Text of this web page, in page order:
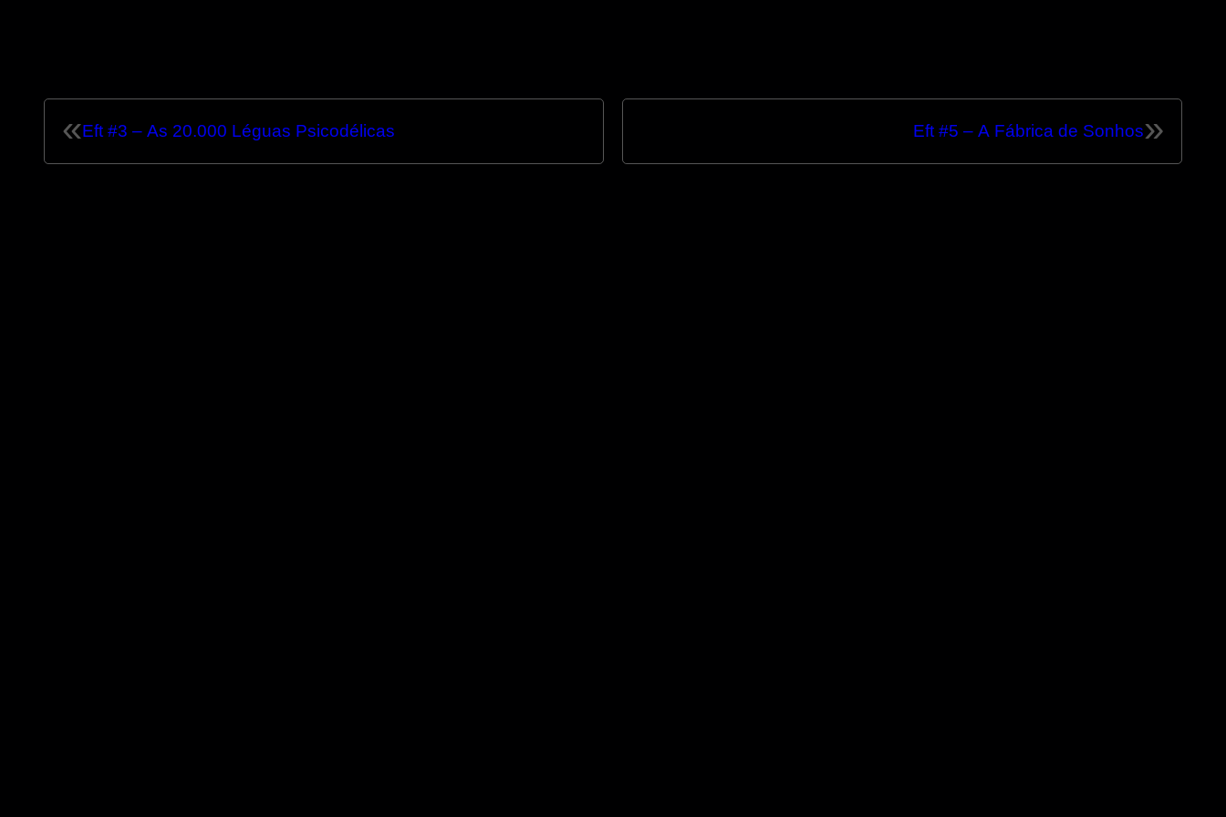
«Eft #3 – As 20.000 Léguas Psicodélicas »
Eft #5 – A Fábrica de Sonhos